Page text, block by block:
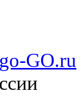
GO.ru